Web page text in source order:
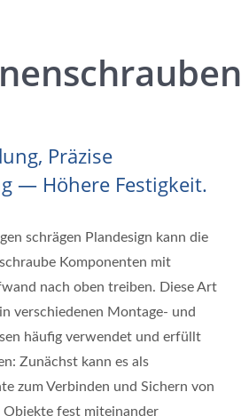
Präzise
— Höhere Festigkeit.
schrägen Plandesign kann die
Komponenten mit
nach oben treiben. Diese Art
verschiedenen Montage- und
häufig verwendet und erfüllt
Zunächst kann es als
zum Verbinden und Sichern von
Objekte fest miteinander